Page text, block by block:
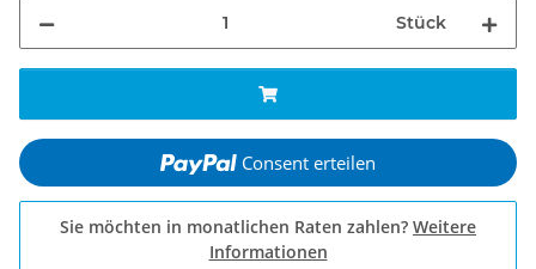
Stück
Consent erteilen
Sie möchten in monatlichen Raten zahlen? Weitere
Informationen